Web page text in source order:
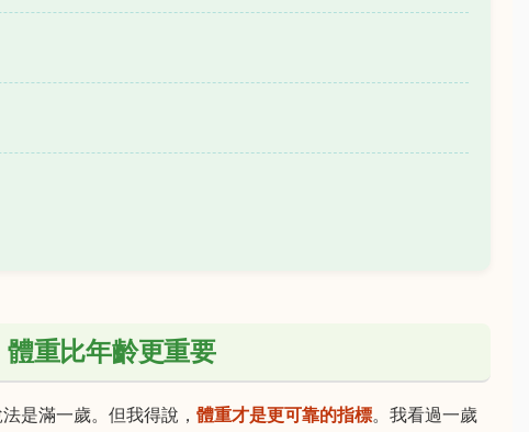
重比年齡更重要
是滿一歲。但我得說， 體重才是更可靠的指標。我看過一歲